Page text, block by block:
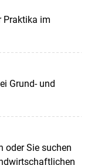
Praktika im
Grund- und
oder Sie suchen